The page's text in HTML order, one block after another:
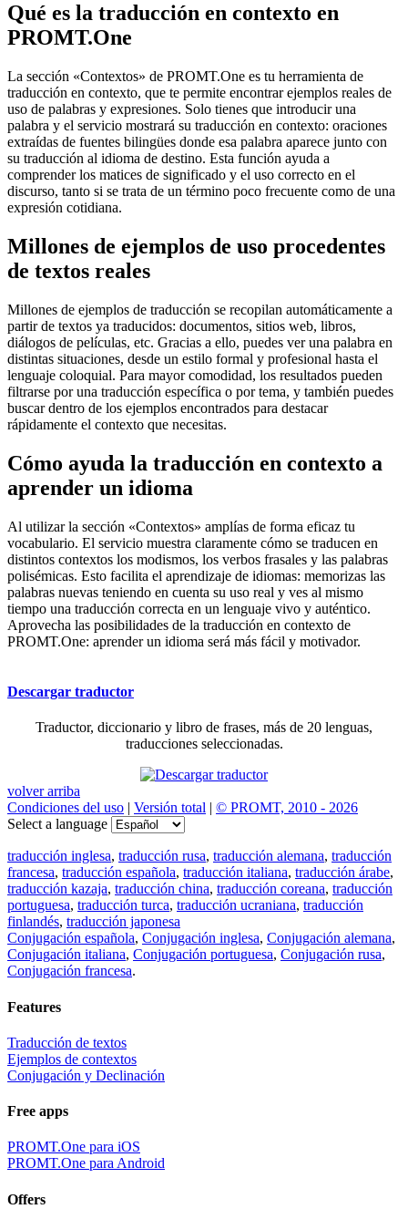
Qué es la traducción en contexto en
PROMT.One
La sección «Contextos» de PROMT.One es tu herramienta de
traducción en contexto, que te permite encontrar ejemplos reales de
uso de palabras y expresiones. Solo tienes que introducir una
palabra y el servicio mostrará su traducción en contexto: oraciones
extraídas de fuentes bilingües donde esa palabra aparece junto con
su traducción al idioma de destino. Esta función ayuda a
comprender los matices de significado y el uso correcto en el
discurso, tanto si se trata de un término poco frecuente como de una
expresión cotidiana.
Millones de ejemplos de uso procedentes
de textos reales
Millones de ejemplos de traducción se recopilan automáticamente a
partir de textos ya traducidos: documentos, sitios web, libros,
diálogos de películas, etc. Gracias a ello, puedes ver una palabra en
distintas situaciones, desde un estilo formal y profesional hasta el
lenguaje coloquial. Para mayor comodidad, los resultados pueden
filtrarse por una traducción específica o por tema, y también puedes
buscar dentro de los ejemplos encontrados para destacar
rápidamente el contexto que necesitas.
Cómo ayuda la traducción en contexto a
aprender un idioma
Al utilizar la sección «Contextos» amplías de forma eficaz tu
vocabulario. El servicio muestra claramente cómo se traducen en
distintos contextos los modismos, los verbos frasales y las palabras
polisémicas. Esto facilita el aprendizaje de idiomas: memorizas las
palabras nuevas teniendo en cuenta su uso real y ves al mismo
tiempo una traducción correcta en un lenguaje vivo y auténtico.
Aprovecha las posibilidades de la traducción en contexto de
PROMT.One: aprender un idioma será más fácil y motivador.
Descargar traductor
Traductor, diccionario y libro de frases, más de 20 lenguas,
traducciones seleccionadas.
volver arriba
Condiciones del uso | Versión total | © PROMT, 2010 - 2026
Select a language
traducción inglesa, traducción rusa, traducción alemana, traducción
francesa, traducción española, traducción italiana, traducción árabe,
traducción kazaja, traducción china, traducción coreana, traducción
portuguesa, traducción turca, traducción ucraniana, traducción
finlandés, traducción japonesa
Conjugación española, Conjugación inglesa, Conjugación alemana,
Conjugación italiana, Conjugación portuguesa, Conjugación rusa,
Conjugación francesa.
Features
Traducción de textos
Ejemplos de contextos
Conjugación y Declinación
Free apps
PROMT.One para iOS
PROMT.One para Android
Offers